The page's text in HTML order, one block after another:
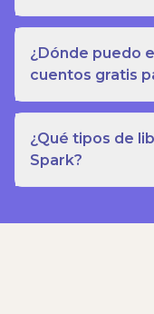
¿Dónde puedo
cuentos gratis
¿Qué tipos de
Spark?